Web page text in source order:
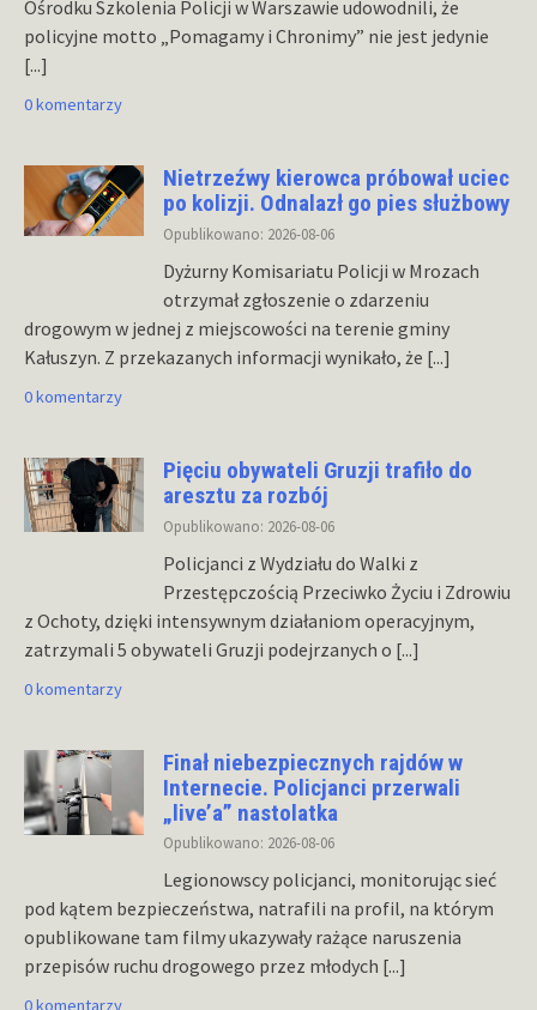
Ośrodku Szkolenia Policji w Warszawie udowodnili, że
policyjne motto „Pomagamy i Chronimy” nie jest jedynie
[...]
0 komentarzy
Nietrzeźwy kierowca próbował uciec
po kolizji. Odnalazł go pies służbowy
Opublikowano: 2026-08-06
Dyżurny Komisariatu Policji w Mrozach
otrzymał zgłoszenie o zdarzeniu
drogowym w jednej z miejscowości na terenie gminy
Kałuszyn. Z przekazanych informacji wynikało, że [...]
0 komentarzy
Pięciu obywateli Gruzji trafiło do
aresztu za rozbój
Opublikowano: 2026-08-06
Policjanci z Wydziału do Walki z
Przestępczością Przeciwko Życiu i Zdrowiu
z Ochoty, dzięki intensywnym działaniom operacyjnym,
zatrzymali 5 obywateli Gruzji podejrzanych o [...]
0 komentarzy
Finał niebezpiecznych rajdów w
Internecie. Policjanci przerwali
„live’a” nastolatka
Opublikowano: 2026-08-06
Legionowscy policjanci, monitorując sieć
pod kątem bezpieczeństwa, natrafili na profil, na którym
opublikowane tam filmy ukazywały rażące naruszenia
przepisów ruchu drogowego przez młodych [...]
0 komentarzy